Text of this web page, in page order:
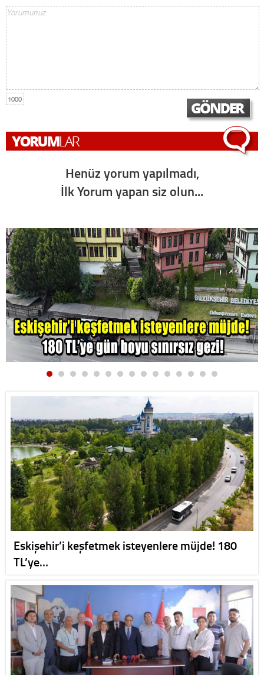
1000
Henüz yorum yapılmadı,
İlk Yorum yapan siz olun...
Eskişehir’i keşfetmek isteyenlere müjde! 180
TL’ye…